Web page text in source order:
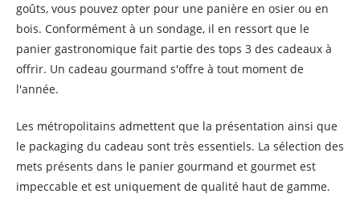
goûts, vous pouvez opter pour une panière en osier ou en
bois. Conformément à un sondage, il en ressort que le
panier gastronomique fait partie des tops 3 des cadeaux à
offrir. Un cadeau gourmand s'offre à tout moment de
l'année.
Les métropolitains admettent que la présentation ainsi que
le packaging du cadeau sont très essentiels. La sélection des
mets présents dans le panier gourmand et gourmet est
impeccable et est uniquement de qualité haut de gamme.